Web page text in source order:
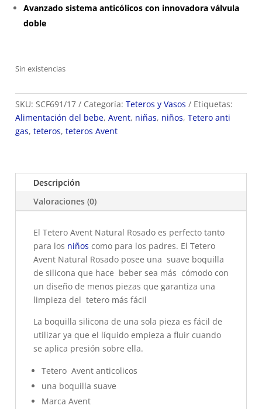
Avanzado sistema anticólicos con innovadora válvula
doble
Sin existencias
SKU: SCF691/17 Categoría: Teteros y Vasos
Etiquetas:
Alimentación del bebe, Avent, niñas, niños, Tetero anti
gas, teteros, teteros Avent
Descripción
Valoraciones (0)
El Tetero Avent Natural Rosado es perfecto tanto
para los niños como para los padres. El Tetero
Avent Natural Rosado posee una suave boquilla
de silicona que hace beber sea más cómodo con
un diseño de menos piezas que garantiza una
limpieza del tetero más fácil
La boquilla silicona de una sola pieza es fácil de
utilizar ya que el líquido empieza a fluir cuando
se aplica presión sobre ella.
Tetero Avent anticolicos
una boquilla suave
Marca Avent